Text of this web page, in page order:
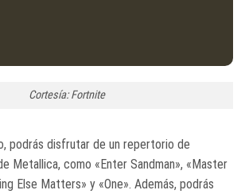
Cortesía: Fortnite
podrás disfrutar de un repertorio de
Metallica, como «Enter Sandman», «Master
Else Matters» y «One». Además, podrás